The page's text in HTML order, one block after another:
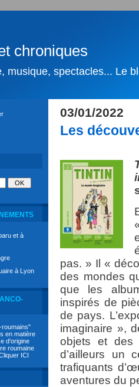
chroniques
musique, spectacles... Le
et à
à Lyon
roumains"
en matière
d'origine
roumaine
ICI
03/01/2022
Les
pas. » Il «
des mondes
que les
inspirés de
de pays.
imaginaire »,
objets et
d’ailleurs un
trafiquants
aventures du